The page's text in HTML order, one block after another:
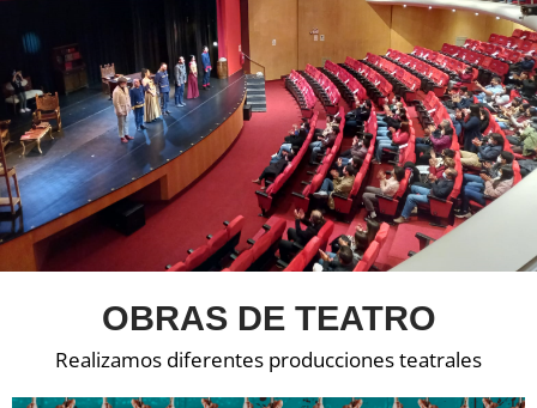
OBRAS DE TEATRO
Realizamos diferentes producciones teatrales